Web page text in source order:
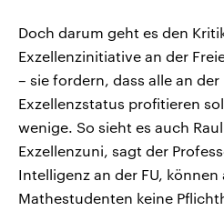
Doch darum geht es den
Exzellenzinitiative an der
– sie fordern, dass alle an
Exzellenzstatus profitieren
wenige. So sieht es auch
Exzellenzuni, sagt der
Intelligenz an der FU, können
Mathestudenten keine